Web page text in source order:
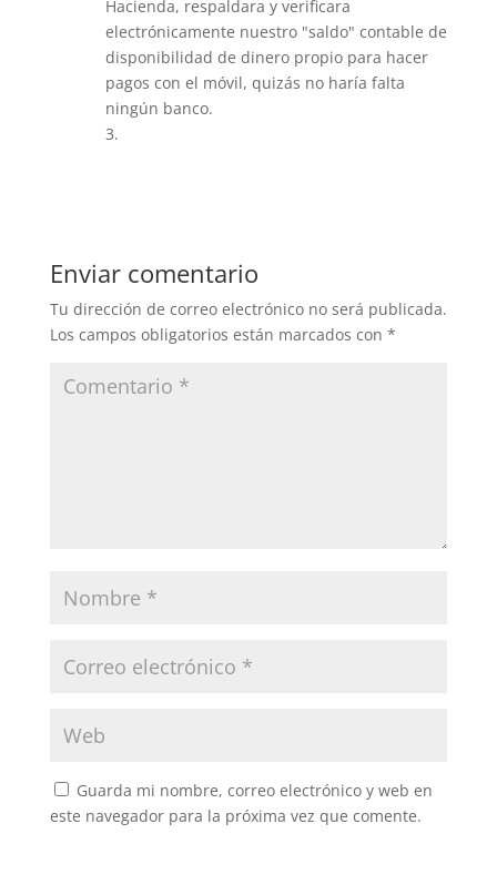
Hacienda, respaldara y verificara
electrónicamente nuestro "saldo" contable de
disponibilidad de dinero propio para hacer
pagos con el móvil, quizás no haría falta
ningún banco.
3.
Enviar comentario
Tu dirección de correo electrónico no será publicada.
Los campos obligatorios están marcados con *
Guarda mi nombre, correo electrónico y web en
este navegador para la próxima vez que comente.